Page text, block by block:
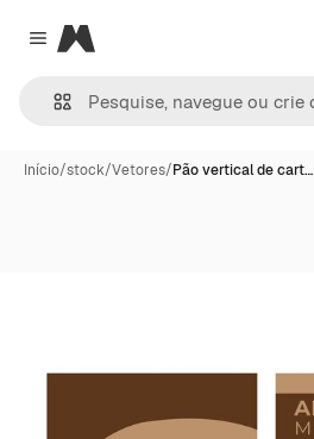
Close menu
Magnific
Início/stock/Vetores/Pão vertical de cart…